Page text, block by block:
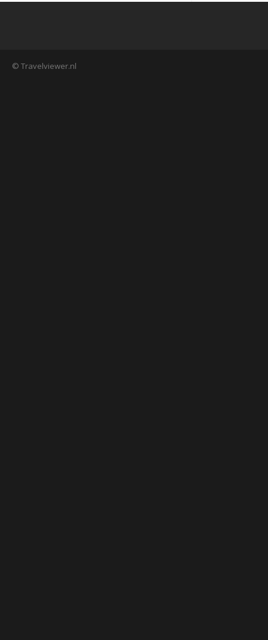
© Travelviewer.nl